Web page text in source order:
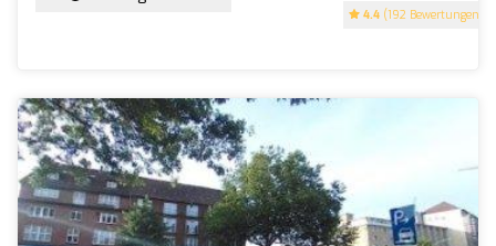
4.4 (192 Bewertungen)